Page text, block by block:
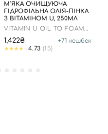
М`ЯКА ОЧИЩУЮЧА
ГІДРОФІЛЬНА ОЛІЯ-ПІНКА
З ВІТАМІНОМ U, 250МЛ
VITAMIN U OIL TO FOAM
1,422₴ +71 кешбек
4.73 (15)